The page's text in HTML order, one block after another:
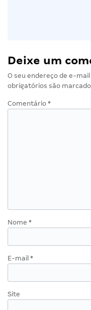
Deixe um
O seu endereço de e-
obrigatórios são
Comentário *
Nome *
E-mail *
Site